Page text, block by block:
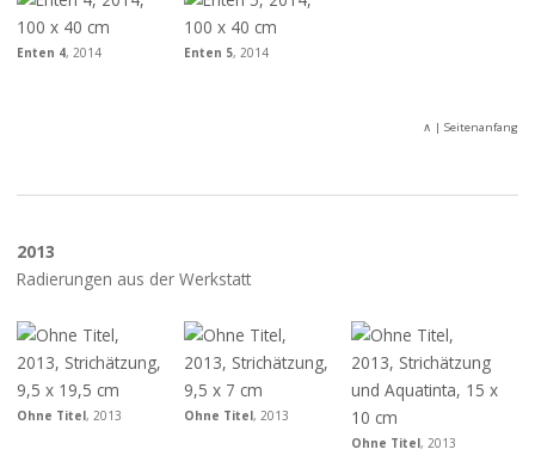
Enten 4, 2014 Enten 5, 2014
∧ | Seitenanfang
2013
Radierungen aus der Werkstatt
Ohne Titel, 2013 Ohne Titel, 2013
Ohne Titel, 2013